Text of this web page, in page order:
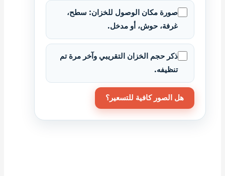
صورة مكان الوصول للخزان: سطح،
غرفة، حوش، أو مدخل.
ذكر حجم الخزان التقريبي وآخر مرة تم
تنظيفه.
هل الصور كافية للتسعير؟